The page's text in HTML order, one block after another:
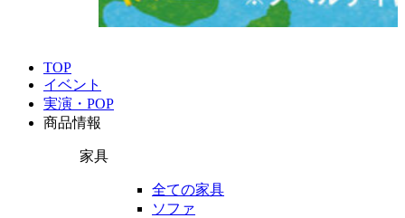
TOP
イベント
実演・POP
商品情報
家具
全ての家具
ソファ